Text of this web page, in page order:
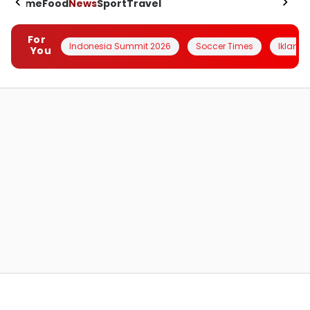
HomeFoodNewsSportTravel
For
You
Indonesia Summit 2026 Soccer Times Iklanin